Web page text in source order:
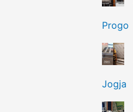
Progo
Jogja